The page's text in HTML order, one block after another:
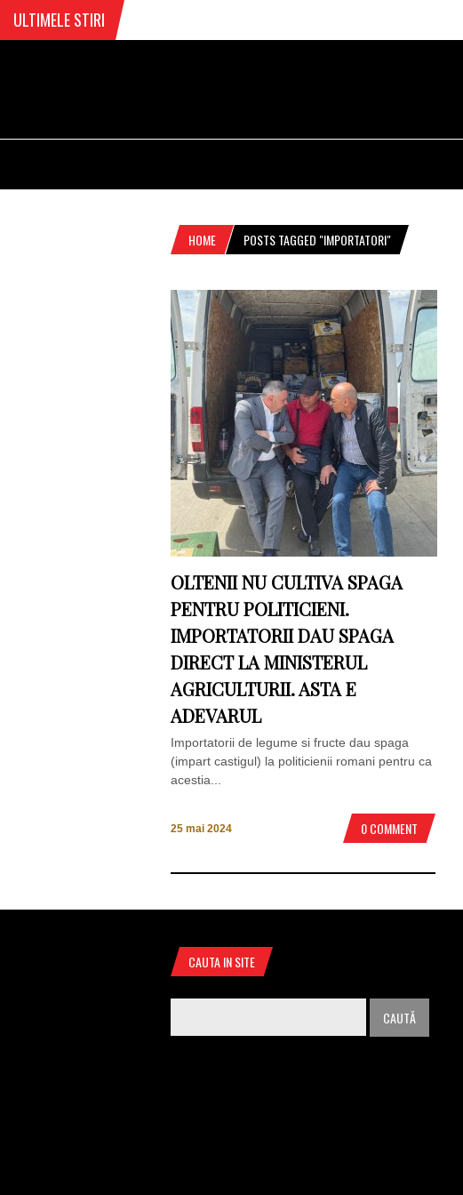
ULTIMELE STIRI
HOME POSTS TAGGED "IMPORTATORI"
OLTENII NU CULTIVA SPAGA
PENTRU POLITICIENI.
IMPORTATORII DAU SPAGA
DIRECT LA MINISTERUL
AGRICULTURII. ASTA E
ADEVARUL
Importatorii de legume si fructe dau spaga
(impart castigul) la politicienii romani pentru ca
acestia...
25 mai 2024 0 COMMENT
CAUTA IN SITE